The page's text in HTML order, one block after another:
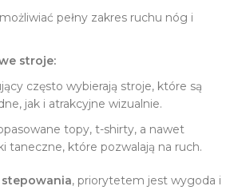
pełny zakres ruchu nóg i
stroje:
często wybierają stroje, które są
jak i atrakcyjne wizualnie.
topy, t-shirty, a nawet
taneczne, które pozwalają na ruch.
, priorytetem jest wygoda i